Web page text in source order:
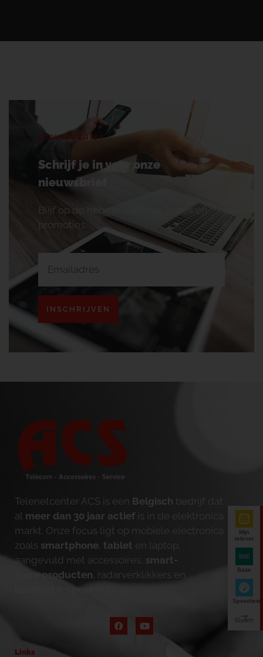
NIEUWSBRIEF
Schrijf je in voor onze
nieuwsbrief
Blijf op de hoogte van onze acties en
promoties.
INSCHRIJVEN
Telenetcenter ACS is een Belgisch bedrijf dat
al meer dan 30 jaar actief is in de elektronica
markt. Onze focus ligt op mobiele electronica
zoals smartphone tablet en laptop,
aangevuld met accessoires, smart-
homeproducten , radarverklikkers en
bluetooth-speakers
Links
Mijn
telenet
Base
Speedtest